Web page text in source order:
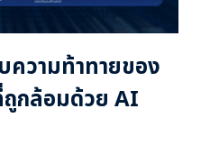
วามท้าทายของ
ถูกล้อมด้วย AI